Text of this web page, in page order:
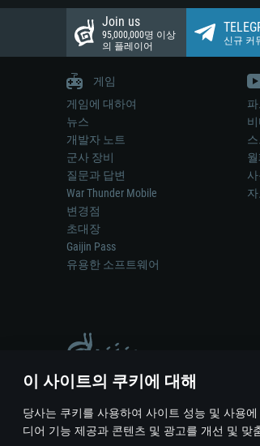
이 사이트의 쿠키에 대해
당사는 쿠키를 사용하여 사이트 성능 및 사용
디어 기능 제공과 콘텐츠 및 광고를 개선 및 맞
Join us
95,000,000명 이상
의 플레이어
신규 커
게임
게임에 대하여
뉴스
개발자 노트
군사 장비
질문과 답변
War Thunder Mobile
변경점
초대장
Gaijin Pass
유용한 소프트웨어
게임 에서 어떠한 현실의 무기나 차량
© 2011—2026 Gaijin Games Kft. All
이용 약관